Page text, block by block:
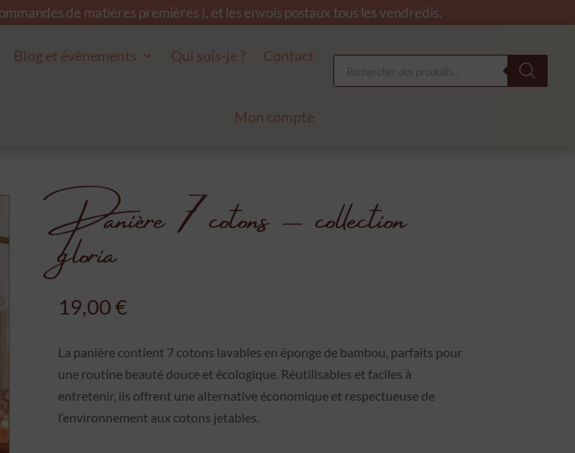
de matières premières ), et les envois postaux tous les vendredis.
Blog et évènements Qui suis-je ? Contact
Mon compte
Recherche
produits
Panière 7 cotons – collection
gloria
19,00€
La panière contient 7 cotons lavables en éponge de bambou, parfaits pour
une routine beauté douce et écologique. Réutilisables et faciles à
entretenir, ils offrent une alternative économique et respectueuse de
l’environnement aux cotons jetables.